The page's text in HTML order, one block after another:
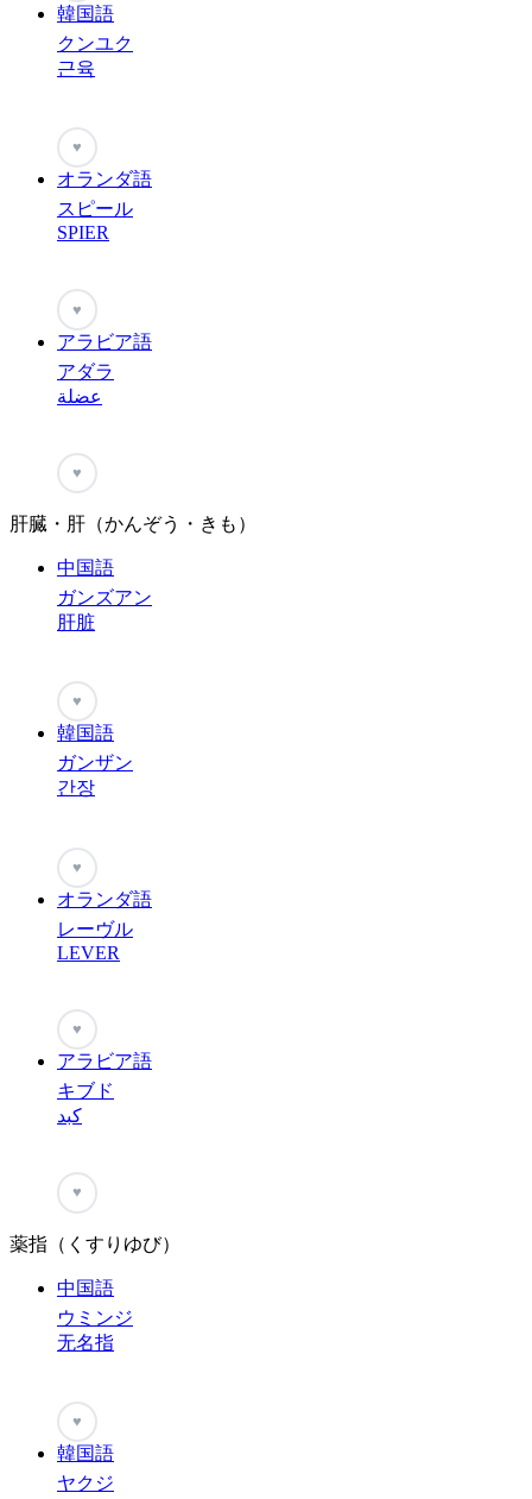
韓国語
クンユク
근육
♥
オランダ語
スピール
SPIER
♥
アラビア語
アダラ
عضلة
♥
肝臓・肝（かんぞう・きも）
中国語
ガンズアン
肝脏
♥
韓国語
ガンザン
간장
♥
オランダ語
レーヴル
LEVER
♥
アラビア語
キブド
كبد
♥
薬指（くすりゆび）
中国語
ウミンジ
无名指
♥
韓国語
ヤクジ